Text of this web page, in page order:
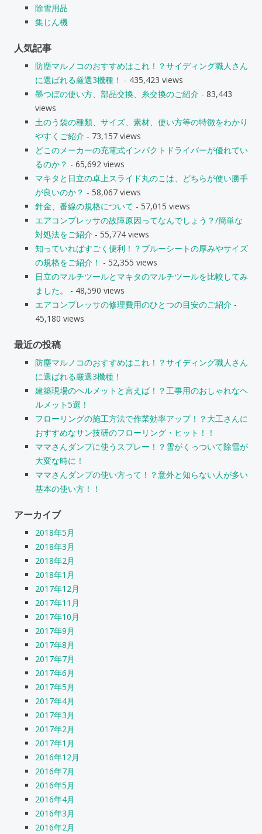
除雪用品
集じん機
人気記事
防塵マルノコのおすすめはこれ！？サイディング職人さん
に選ばれる厳選3機種！ - 435,423 views
墨つぼの使い方、部品交換、糸交換のご紹介 - 83,443
views
土のう袋の種類、サイズ、素材、使い方等の特徴をわかり
やすくご紹介 - 73,157 views
どこのメーカーの充電式インパクトドライバーが優れてい
るのか？ - 65,692 views
マキタと日立の卓上スライド丸のこは、どちらが使い勝手
が良いのか？ - 58,067 views
針金、番線の規格について - 57,015 views
エアコンプレッサの故障原因ってなんでしょう？/簡単な
対処法をご紹介 - 55,774 views
知っていればすごく便利！？ブルーシートの厚みやサイズ
の規格をご紹介！ - 52,355 views
日立のマルチツールとマキタのマルチツールを比較してみ
ました。
- 48,590 views
エアコンプレッサの修理費用のひとつの目安のご紹介 -
45,180 views
最近の投稿
防塵マルノコのおすすめはこれ！？サイディング職人さん
に選ばれる厳選3機種！
建築現場のヘルメットと言えば！？工事用のおしゃれなヘ
ルメット5選！
フローリングの施工方法で作業効率アップ！？大工さんに
おすすめなサン技研のフローリング・ヒット！！
ママさんダンプに使うスプレー！？雪がくっついて除雪が
大変な時に！
ママさんダンプの使い方って！？意外と知らない人が多い
基本の使い方！！
アーカイブ
2018年5月
2018年3月
2018年2月
2018年1月
2017年12月
2017年11月
2017年10月
2017年9月
2017年8月
2017年7月
2017年6月
2017年5月
2017年4月
2017年3月
2017年2月
2017年1月
2016年12月
2016年7月
2016年5月
2016年4月
2016年3月
2016年2月